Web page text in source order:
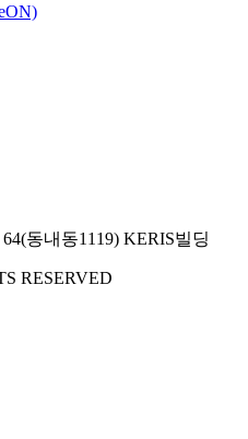
동내동1119) KERIS빌딩
RESERVED